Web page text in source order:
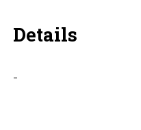
Details
-